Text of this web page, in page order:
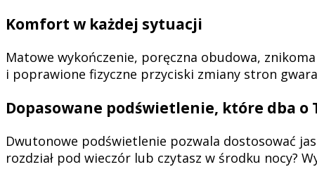
Komfort w każdej sytuacji
Matowe wykończenie, poręczna obudowa,
i poprawione fizyczne przyciski zmiany stron
Dopasowane podświetlenie, które dba o
Dwutonowe podświetlenie pozwala dostosować
rozdział pod wieczór lub czytasz w środku nocy?